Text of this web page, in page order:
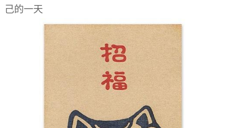
己的一天